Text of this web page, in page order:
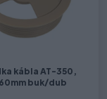
kábla AT-350,
buk/dub